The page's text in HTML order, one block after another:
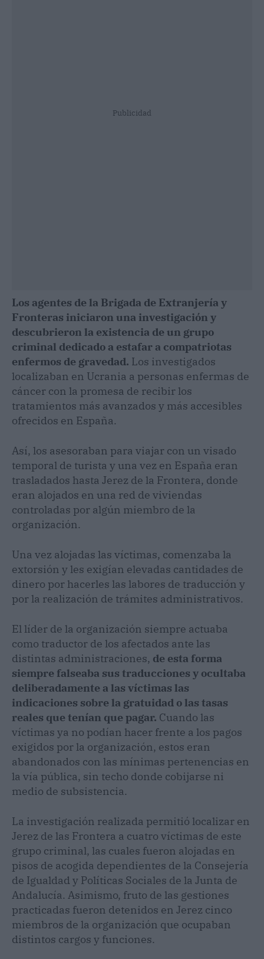
Publicidad
Los agentes de la Brigada de Extranjería y
Fronteras iniciaron una investigación y
descubrieron la existencia de un grupo
criminal dedicado a estafar a compatriotas
enfermos de gravedad. Los investigados
localizaban en Ucrania a personas enfermas de
cáncer con la promesa de recibir los
tratamientos más avanzados y más accesibles
ofrecidos en España.
Así, los asesoraban para viajar con un visado
temporal de turista y una vez en España eran
trasladados hasta Jerez de la Frontera, donde
eran alojados en una red de viviendas
controladas por algún miembro de la
organización.
Una vez alojadas las víctimas, comenzaba la
extorsión y les exigían elevadas cantidades de
dinero por hacerles las labores de traducción y
por la realización de trámites administrativos.
El líder de la organización siempre actuaba
como traductor de los afectados ante las
distintas administraciones, de esta forma
siempre falseaba sus traducciones y ocultaba
deliberadamente a las víctimas las
indicaciones sobre la gratuidad o las tasas
reales que tenían que pagar. Cuando las
víctimas ya no podían hacer frente a los pagos
exigidos por la organización, estos eran
abandonados con las mínimas pertenencias en
la vía pública, sin techo donde cobijarse ni
medio de subsistencia.
La investigación realizada permitió localizar en
Jerez de las Frontera a cuatro víctimas de este
grupo criminal, las cuales fueron alojadas en
pisos de acogida dependientes de la Consejería
de Igualdad y Políticas Sociales de la Junta de
Andalucía. Asimismo, fruto de las gestiones
practicadas fueron detenidos en Jerez cinco
miembros de la organización que ocupaban
distintos cargos y funciones.